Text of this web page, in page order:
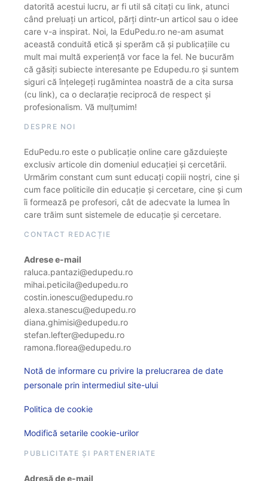
datorită acestui lucru, ar fi util să citați cu link, atunci
când preluați un articol, părți dintr-un articol sau o idee
care v-a inspirat. Noi, la EduPedu.ro ne-am asumat
această conduită etică și sperăm că și publicațiile cu
mult mai multă experiență vor face la fel. Ne bucurăm
că găsiți subiecte interesante pe Edupedu.ro și suntem
siguri că înțelegeți rugămintea noastră de a cita sursa
(cu link), ca o declarație reciprocă de respect și
profesionalism. Vă mulțumim!
DESPRE NOI
EduPedu.ro este o publicație online care găzduiește
exclusiv articole din domeniul educației și cercetării.
Urmărim constant cum sunt educați copiii noștri, cine și
cum face politicile din educație și cercetare, cine și cum
îi formează pe profesori, cât de adecvate la lumea în
care trăim sunt sistemele de educație și cercetare.
CONTACT REDACȚIE
Adrese e-mail
raluca.pantazi@edupedu.ro
mihai.peticila@edupedu.ro
costin.ionescu@edupedu.ro
alexa.stanescu@edupedu.ro
diana.ghimisi@edupedu.ro
stefan.lefter@edupedu.ro
ramona.florea@edupedu.ro
Notă de informare cu privire la prelucrarea de date
personale prin intermediul site-ului
Politica de cookie
Modifică setarile cookie-urilor
PUBLICITATE ȘI PARTENERIATE
Adresă de e-mail